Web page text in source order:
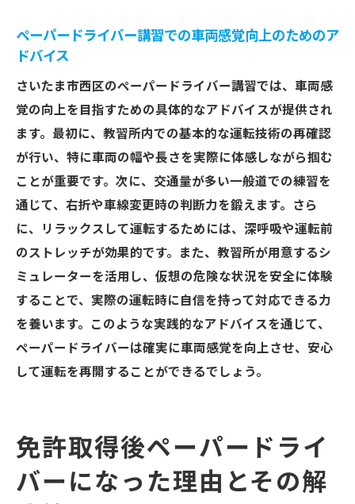
ペーパードライバー講習での車両感覚向上のためのア
ドバイス
さいたま市西区のペーパードライバー講習では、車両感
覚の向上を目指すための具体的なアドバイスが提供され
ます。最初に、教習所内での基本的な運転技術の再確認
が行い、特に車両の幅や長さを実際に体感しながら掴む
ことが重要です。次に、交通量が多い一般道での練習を
通じて、右折や車線変更時の判断力を鍛えます。さら
に、リラックスして運転するためには、深呼吸や運転前
のストレッチが効果的です。また、教習所が用意するシ
ミュレーターを活用し、仮想の危険な状況を安全に体験
することで、実際の運転時に自信を持って対応できる力
を養います。このような実践的なアドバイスを通じて、
ペーパードライバーは確実に車両感覚を向上させ、安心
して運転を再開することができるでしょう。
免許取得後ペーパードライ
バーになった理由とその解